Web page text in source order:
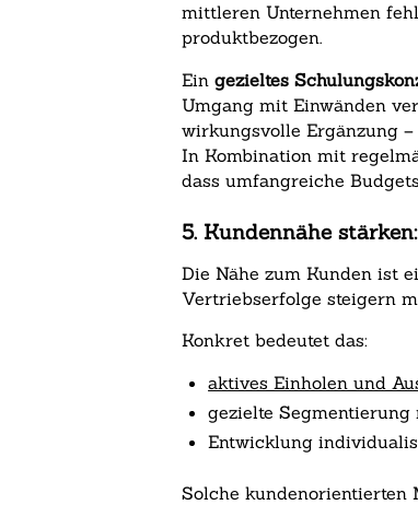
mittleren Unternehmen
produktbezogen.
Eingezieltes
Umgang mit Einwänden
wirkungsvolle Ergänzung
In Kombination mit
dass umfangreiche
5. Kundennähe
Die Nähe zum Kunden ist
Vertriebserfolge steigern
Konkret bedeutet das:
aktives Einholen und
gezielte Segmentierung
Entwicklung
Solche kundenorientierten